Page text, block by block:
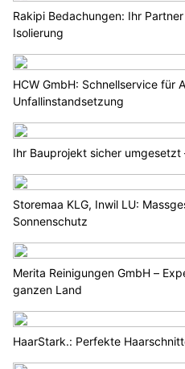
Rakipi Bedachungen: Ihr
Isolierung
HCW GmbH: Schnellservice für
Unfallinstandsetzung
Ihr Bauprojekt sicher umgesetzt
Storemaa KLG, Inwil LU:
Sonnenschutz
Merita Reinigungen GmbH –
ganzen Land
HaarStark.: Perfekte